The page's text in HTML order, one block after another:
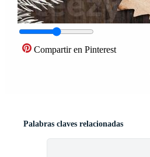
Compartir en Pinterest
Palabras claves relacionadas